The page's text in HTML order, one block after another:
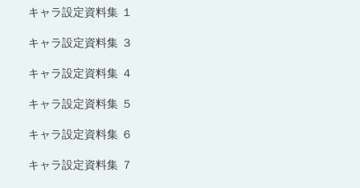
キャラ設定資料集 １
キャラ設定資料集 ３
キャラ設定資料集 ４
キャラ設定資料集 ５
キャラ設定資料集 ６
キャラ設定資料集 ７